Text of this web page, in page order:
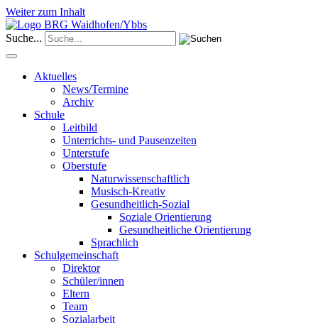
Weiter zum Inhalt
Suche...
Aktuelles
News/Termine
Archiv
Schule
Leitbild
Unterrichts- und Pausenzeiten
Unterstufe
Oberstufe
Naturwissenschaftlich
Musisch-Kreativ
Gesundheitlich-Sozial
Soziale Orientierung
Gesundheitliche Orientierung
Sprachlich
Schulgemeinschaft
Direktor
Schüler/innen
Eltern
Team
Sozialarbeit